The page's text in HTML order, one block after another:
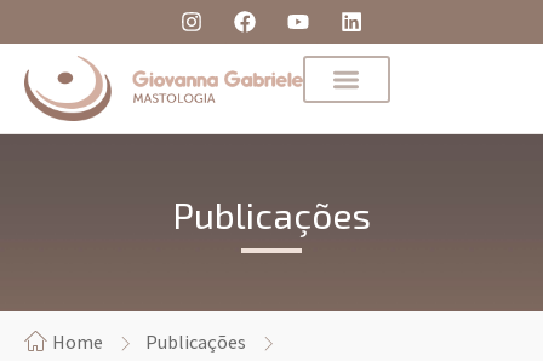
Publicações
Home Publicações